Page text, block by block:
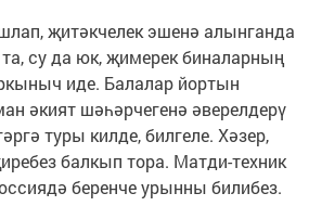
җитәкчелек эшенә алынганда
та, су да юк, җимерек биналарның
иде. Балалар йортын
әкият шәһәрчегенә әверелдерү
туры килде, билгеле. Хәзер,
балкып тора. Матди-техник
беренче урынны билибез.